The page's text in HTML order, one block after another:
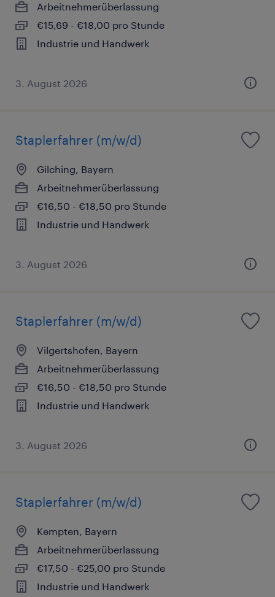
Arbeitnehmerüberlassung
€15,69 - €18,00 pro Stunde
Industrie und Handwerk
3. August 2026
Staplerfahrer (m/w/d)
Gilching, Bayern
Arbeitnehmerüberlassung
€16,50 - €18,50 pro Stunde
Industrie und Handwerk
3. August 2026
Staplerfahrer (m/w/d)
Vilgertshofen, Bayern
Arbeitnehmerüberlassung
€16,50 - €18,50 pro Stunde
Industrie und Handwerk
3. August 2026
Staplerfahrer (m/w/d)
Kempten, Bayern
Arbeitnehmerüberlassung
€17,50 - €25,00 pro Stunde
Industrie und Handwerk